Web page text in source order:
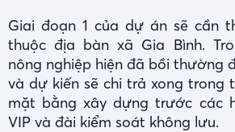
Giai đoạn 1 của dự án sẽ cần
thuộc địa bàn xã Gia Bình.
nông nghiệp hiện đã bồi thường
và dự kiến sẽ chi trả xong trong
mặt bằng xây dựng trước các
VIP và đài kiểm soát không lưu.